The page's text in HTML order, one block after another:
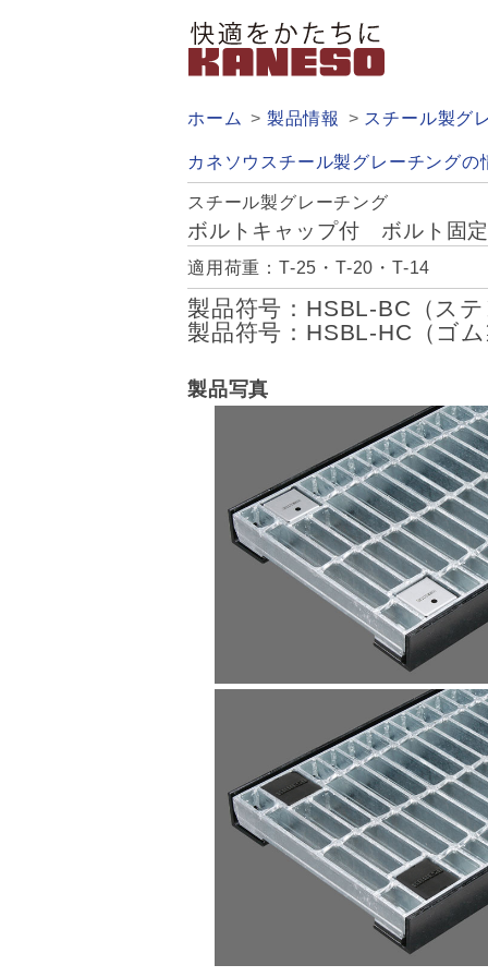
ホーム 製品情報 スチール製グ
カネソウスチール製グレーチングの
スチール製グレーチング
ボルトキャップ付 ボルト固
適用荷重：T-25・T-20・T-14
製品符号：HSBL-BC（ス
製品符号：HSBL-HC（ゴ
製品写真